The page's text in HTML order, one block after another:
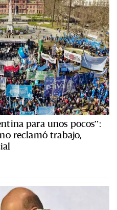
para unos pocos”:
reclamó trabajo,